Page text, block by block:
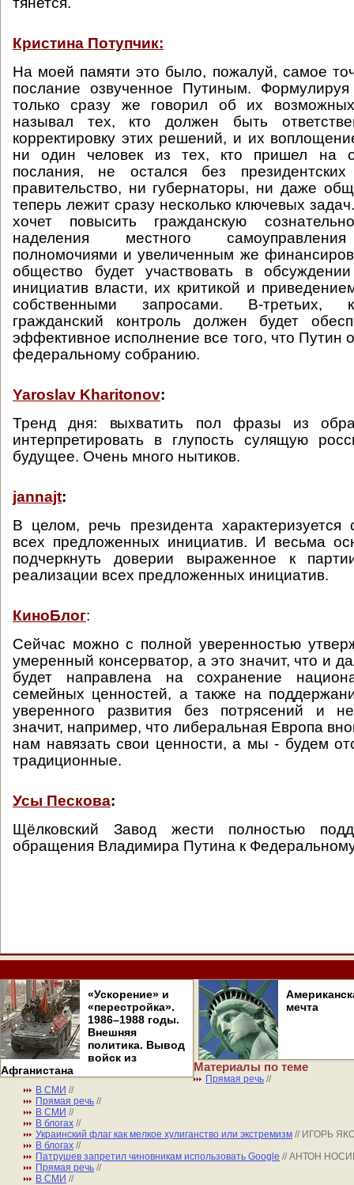
Кристина Потупчик:
На моей памяти это было, пожалуй, самое
послание озвученное Путиным.
только сразу же говорил об их
называл тех, кто должен быть
корректировку этих решений, и их
ни один человек из тех, кто пришел на
послания, не остался без
правительство, ни губернаторы, ни даже
теперь лежит сразу несколько ключевых
хочет повысить гражданскую
наделения местного
полномочиями и увеличенным же
общество будет участвовать в обсуждении
инициатив власти, их критикой и
собственными запросами. В-третьих,
гражданский контроль должен будет
эффективное исполнение все того, что Путин
федеральному собранию.
Yaroslav Kharitonov:
Тренд дня: выхватить пол фразы из
интерпретировать в глупость сулящую
будущее. Очень много нытиков.
jannajt:
В целом, речь президента характеризуется
всех предложенных инициатив. И весьма
подчеркнуть доверии выраженное к
реализации всех предложенных инициатив.
КиноБлог:
Сейчас можно с полной уверенностью
умеренный консерватор, а это значит, что и
будет направлена на сохранение
семейных ценностей, а также на
уверенного развития без потрясений и
значит, например, что либеральная Европа
нам навязать свои ценности, а мы - будем
традиционные.
Усы Пескова:
Щёлковский Завод жести полностью
обращения Владимира Путина к
«Ускорение» и
«перестройка».
1986–1988 годы.
Внешняя
политика. Вывод
войск из
Афганистана
мечта
Материалы по теме
Прямая речь //
В СМИ //
Прямая речь //
В СМИ //
В блогах //
Украинский флаг как мелкое хулиганство или экстремизм // ИГОРЬ
В блогах //
Патрушев запретил чиновникам использовать Google // АНТОН
Прямая речь //
В СМИ //